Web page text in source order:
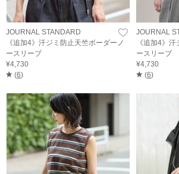
JOURNAL STANDARD
《追加4》汗ジミ防止天竺ボーダーノ
ースリーブ
¥4,730
(6)
JOURNAL
《追加4》
ースリーブ
¥4,730
(6)